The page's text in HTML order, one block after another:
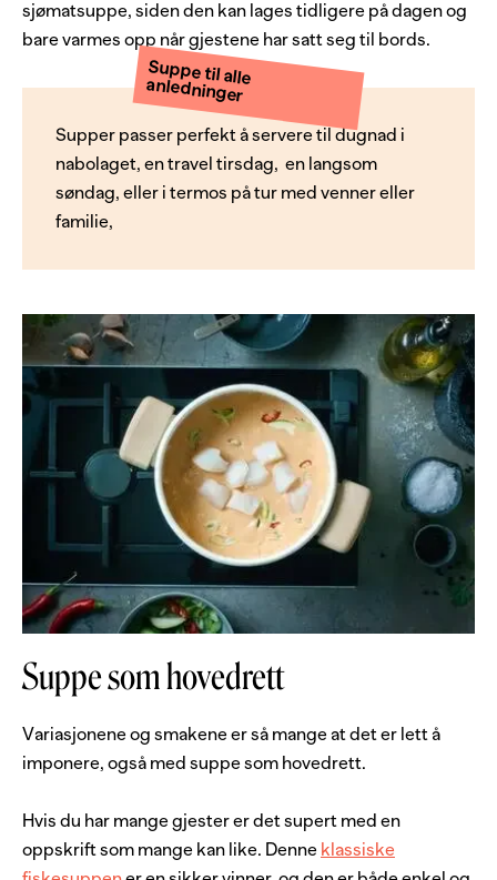
sjømatsuppe, siden den kan lages tidligere på dagen og
bare varmes opp når gjestene har satt seg til bords.
Suppe til alle
anledninger
Supper passer perfekt å servere til dugnad i
nabolaget, en travel tirsdag, en langsom
søndag, eller i termos på tur med venner eller
familie,
Suppe som hovedrett
Variasjonene og smakene er så mange at det er lett å
imponere, også med suppe som hovedrett.
Hvis du har mange gjester er det supert med en
oppskrift som mange kan like. Denne klassiske